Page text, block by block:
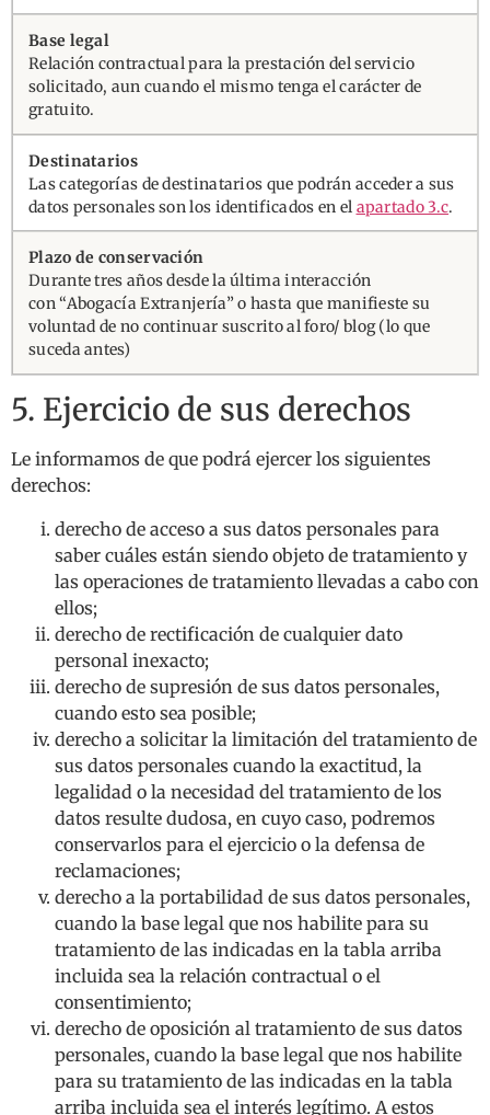
Relación contractual para la prestación del servicio
solicitado, aun cuando el mismo tenga el carácter de
gratuito.
Las categorías de destinatarios que podrán acceder a sus
datos personales son los identificados en el apartado 3.c.
Durante tres años desde la última interacción
con “Abogacía Extranjería” o hasta que manifieste su
voluntad de no continuar suscrito al foro/ blog (lo que
suceda antes)
5. Ejercicio de sus derechos
Le informamos de que podrá ejercer los siguientes
derechos:
derecho de acceso a sus datos personales para
saber cuáles están siendo objeto de tratamiento y
las operaciones de tratamiento llevadas a cabo con
ellos;
derecho de rectificación de cualquier dato
personal inexacto;
derecho de supresión de sus datos personales,
cuando esto sea posible;
derecho a solicitar la limitación del tratamiento de
sus datos personales cuando la exactitud, la
legalidad o la necesidad del tratamiento de los
datos resulte dudosa, en cuyo caso, podremos
conservarlos para el ejercicio o la defensa de
reclamaciones;
derecho a la portabilidad de sus datos personales,
cuando la base legal que nos habilite para su
tratamiento de las indicadas en la tabla arriba
incluida sea la relación contractual o el
consentimiento;
derecho de oposición al tratamiento de sus datos
personales, cuando la base legal que nos habilite
para su tratamiento de las indicadas en la tabla
arriba incluida sea el interés legítimo. A estos